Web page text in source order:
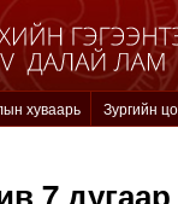
хуваарь Зургийн
7 дугаар